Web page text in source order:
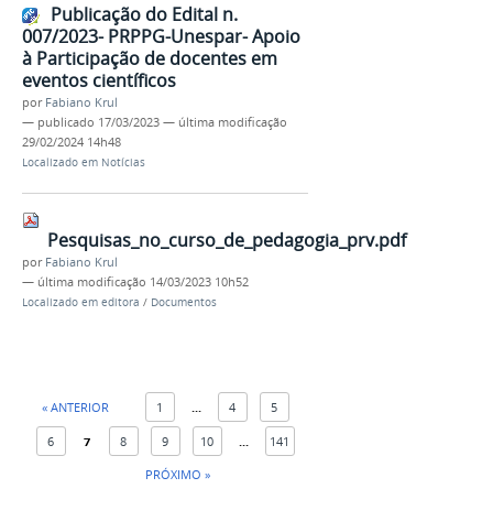
Publicação do Edital n.
007/2023- PRPPG-Unespar- Apoio
à Participação de docentes em
eventos científicos
por Fabiano Krul
— publicado 17/03/2023 — última modificação
29/02/2024 14h48
Localizado em Notícias
Pesquisas_no_curso_de_pedagogia_prv.pdf
por Fabiano Krul
— última modificação 14/03/2023 10h52
Localizado em editora / Documentos
« ANTERIOR 1 ... 4 5
6 7 8 9 10 ...
141
PRÓXIMO »